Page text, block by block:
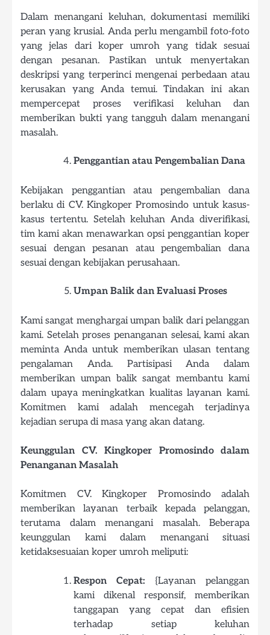
Dalam menangani keluhan, dokumentasi memiliki
peran yang krusial. Anda perlu mengambil foto-foto
yang jelas dari koper umroh yang tidak sesuai
dengan pesanan. Pastikan untuk menyertakan
deskripsi yang terperinci mengenai perbedaan atau
kerusakan yang Anda temui. Tindakan ini akan
mempercepat proses verifikasi keluhan dan
memberikan bukti yang tangguh dalam menangani
masalah.
Penggantian atau Pengembalian Dana
Kebijakan penggantian atau pengembalian dana
berlaku di CV. Kingkoper Promosindo untuk kasus-
kasus tertentu. Setelah keluhan Anda diverifikasi,
tim kami akan menawarkan opsi penggantian koper
sesuai dengan pesanan atau pengembalian dana
sesuai dengan kebijakan perusahaan.
Umpan Balik dan Evaluasi Proses
Kami sangat menghargai umpan balik dari pelanggan
kami. Setelah proses penanganan selesai, kami akan
meminta Anda untuk memberikan ulasan tentang
pengalaman Anda. Partisipasi Anda dalam
memberikan umpan balik sangat membantu kami
dalam upaya meningkatkan kualitas layanan kami.
Komitmen kami adalah mencegah terjadinya
kejadian serupa di masa yang akan datang.
Keunggulan CV. Kingkoper Promosindo dalam
Penanganan Masalah
Komitmen CV. Kingkoper Promosindo adalah
memberikan layanan terbaik kepada pelanggan,
terutama dalam menangani masalah. Beberapa
keunggulan kami dalam menangani situasi
ketidaksesuaian koper umroh meliputi:
Respon Cepat: {Layanan pelanggan
kami dikenal responsif, memberikan
tanggapan yang cepat dan efisien
terhadap setiap keluhan